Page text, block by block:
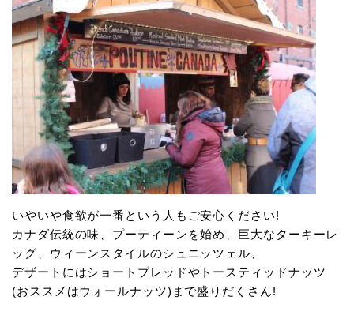
いやいや食欲が一番という人もご安心ください!
カナダ伝統の味、プーティーンを始め、巨大なターキーレ
ッグ、ウィーンスタイルのシュニッツェル、
デザートにはショートブレッドやトースティッドナッツ
(おススメはウォールナッツ)まで盛りだくさん!